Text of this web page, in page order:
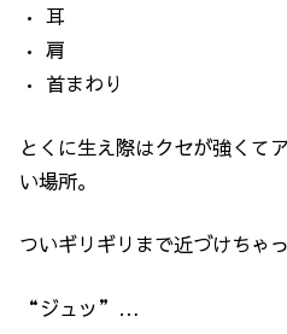
• 耳
• 肩
• 首まわり
とくに生え際はクセが強くて
い場所。
ついギリギリまで近づけちゃ
“ジュッ”…